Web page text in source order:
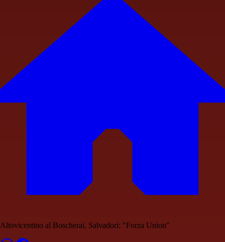
Altovicentino al Boscherai, Salvadori: "Forza Union"